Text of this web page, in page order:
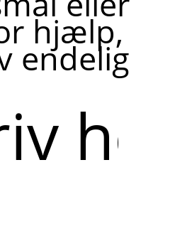
hjælp,
endelig